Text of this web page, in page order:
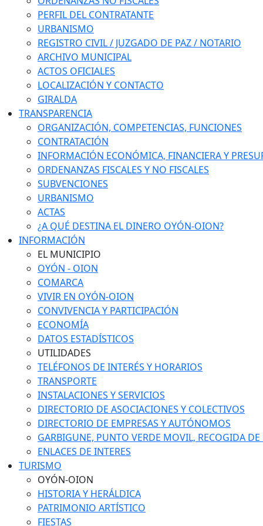
PERFIL DEL CONTRATANTE
URBANISMO
REGISTRO CIVIL / JUZGADO DE PAZ / NOTARIO
ARCHIVO MUNICIPAL
ACTOS OFICIALES
LOCALIZACIÓN Y CONTACTO
GIRALDA
TRANSPARENCIA
ORGANIZACIÓN, COMPETENCIAS, FUNCIONES
CONTRATACIÓN
INFORMACIÓN ECONÓMICA, FINANCIERA Y
ORDENANZAS FISCALES Y NO FISCALES
SUBVENCIONES
URBANISMO
ACTAS
¿A QUÉ DESTINA EL DINERO OYÓN-OION?
INFORMACIÓN
EL MUNICIPIO
OYÓN - OION
COMARCA
VIVIR EN OYÓN-OION
CONVIVENCIA Y PARTICIPACIÓN
ECONOMÍA
DATOS ESTADÍSTICOS
UTILIDADES
TELÉFONOS DE INTERÉS Y HORARIOS
TRANSPORTE
INSTALACIONES Y SERVICIOS
DIRECTORIO DE ASOCIACIONES Y COLECTIVOS
DIRECTORIO DE EMPRESAS Y AUTÓNOMOS
GARBIGUNE, PUNTO VERDE MOVIL, RECOGIDA DE
ENLACES DE INTERES
TURISMO
OYÓN-OION
HISTORIA Y HERÁLDICA
PATRIMONIO ARTÍSTICO
FIESTAS